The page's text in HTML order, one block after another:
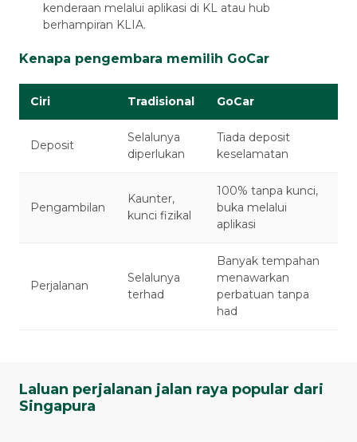
kenderaan melalui aplikasi di KL atau hub
berhampiran KLIA.
Kenapa pengembara memilih GoCar
Ciri Tradisional GoCar
Deposit
Selalunya
diperlukan
Tiada deposit
keselamatan
Pengambilan
Kaunter,
kunci fizikal
100% tanpa kunci,
buka melalui
aplikasi
Perjalanan
Selalunya
terhad
Banyak tempahan
menawarkan
perbatuan tanpa
had
Laluan perjalanan jalan raya popular dari
Singapura